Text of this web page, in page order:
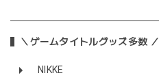
＼ゲームタイトルグッズ多数 ／
NIKKE